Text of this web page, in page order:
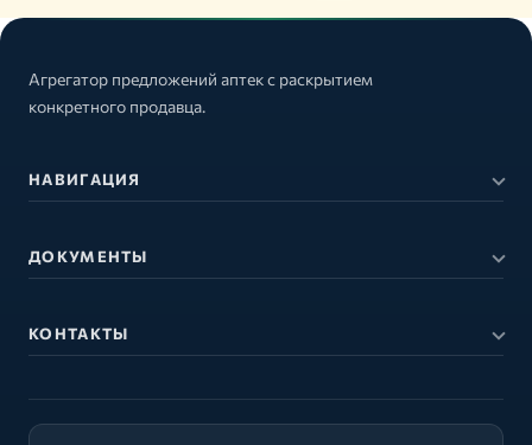
Агрегатор предложений аптек с раскрытием
конкретного продавца.
НАВИГАЦИЯ
ДОКУМЕНТЫ
КОНТАКТЫ